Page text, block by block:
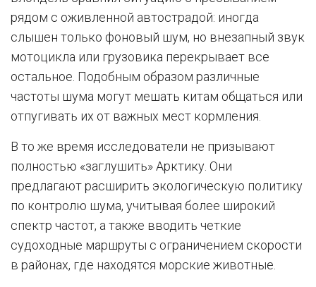
рядом с оживленной автострадой: иногда
слышен только фоновый шум, но внезапный звук
мотоцикла или грузовика перекрывает все
остальное. Подобным образом различные
частоты шума могут мешать китам общаться или
отпугивать их от важных мест кормления.
В то же время исследователи не призывают
полностью «заглушить» Арктику. Они
предлагают расширить экологическую политику
по контролю шума, учитывая более широкий
спектр частот, а также вводить четкие
судоходные маршруты с ограничением скорости
в районах, где находятся морские животные.